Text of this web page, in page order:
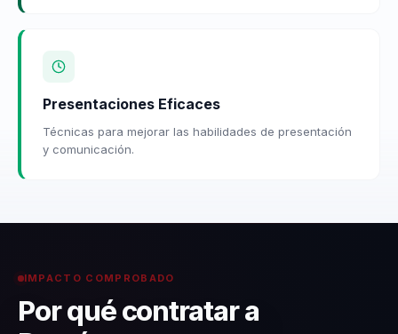
Presentaciones Eficaces
Técnicas para mejorar las habilidades de presentación
y comunicación.
IMPACTO COMPROBADO
Por qué contratar a